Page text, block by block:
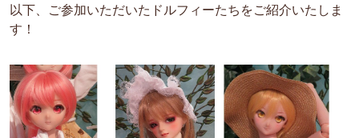
以下、ご参加いただいたドルフィーたちをご紹介いたしま
す！